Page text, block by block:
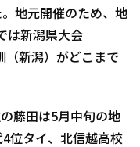
地元開催のため、地
は新潟県大会
新潟）がどこまで
藤田は5月中旬の地
位タイ、北信越高校